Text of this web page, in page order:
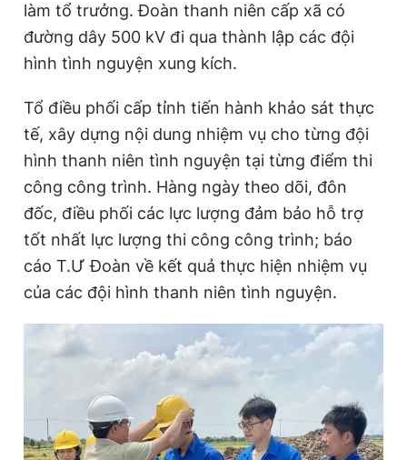
làm tổ trưởng. Đoàn thanh niên cấp xã có
đường dây 500 kV đi qua thành lập các đội
hình tình nguyện xung kích.
Tổ điều phối cấp tỉnh tiến hành khảo sát thực
tế, xây dựng nội dung nhiệm vụ cho từng đội
hình thanh niên tình nguyện tại từng điểm thi
công công trình. Hàng ngày theo dõi, đôn
đốc, điều phối các lực lượng đảm bảo hỗ trợ
tốt nhất lực lượng thi công công trình; báo
cáo T.Ư Đoàn về kết quả thực hiện nhiệm vụ
của các đội hình thanh niên tình nguyện.